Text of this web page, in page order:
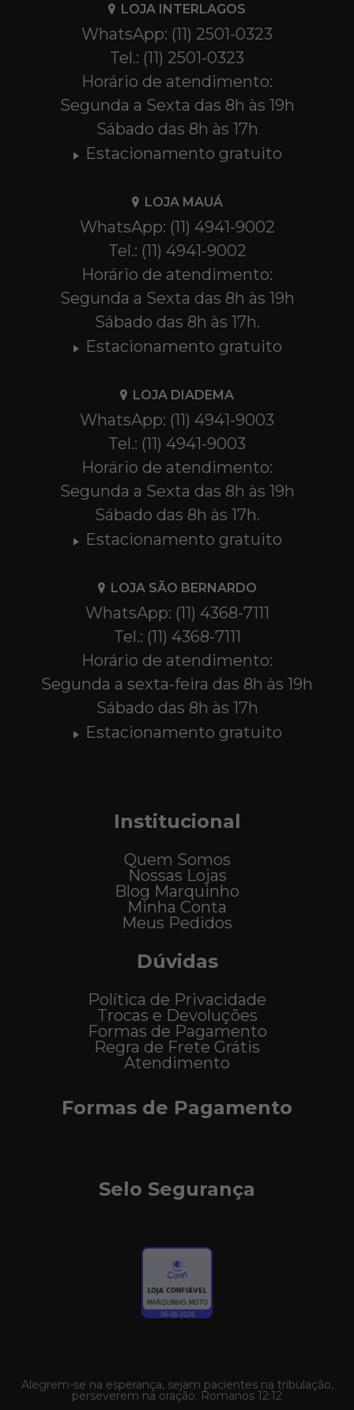
LOJA INTERLAGOS
WhatsApp: (11) 2501-0323
Tel.: (11) 2501-0323
Horário de atendimento:
Segunda a Sexta das 8h às 19h
Sábado das 8h às 17h
Estacionamento gratuito
LOJA MAUÁ
WhatsApp: (11) 4941-9002
Tel.: (11) 4941-9002
Horário de atendimento:
Segunda a Sexta das 8h às 19h
Sábado das 8h às 17h.
Estacionamento gratuito
LOJA DIADEMA
WhatsApp: (11) 4941-9003
Tel.: (11) 4941-9003
Horário de atendimento:
Segunda a Sexta das 8h às 19h
Sábado das 8h às 17h.
Estacionamento gratuito
LOJA SÃO BERNARDO
WhatsApp: (11) 4368-7111
Tel.: (11) 4368-7111
Horário de atendimento:
Segunda a sexta-feira das 8h às 19h
Sábado das 8h às 17h
Estacionamento gratuito
Institucional
Quem Somos
Nossas Lojas
Blog Marquinho
Minha Conta
Meus Pedidos
Dúvidas
Política de Privacidade
Trocas e Devoluções
Formas de Pagamento
Regra de Frete Grátis
Atendimento
Formas de Pagamento
Selo Segurança
Alegrem-se na esperança, sejam pacientes na tribulação,
perseverem na oração. Romanos 12:12